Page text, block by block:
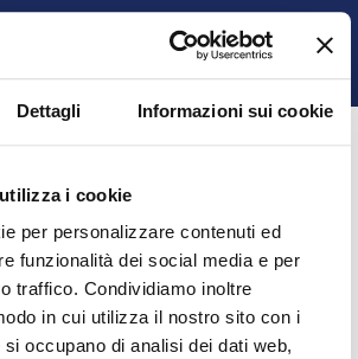
Dettagli Informazioni sui cookie
i cookie
per personalizzare contenuti ed
funzionalità dei social media e per
traffico. Condividiamo inoltre
in cui utilizza il nostro sito con i
occupano di analisi dei dati web,
Attiva/disattiva input di ricerca
Ospite Login
obbligatoria
visualizzare i profili degli utenti.
necessario autenticarsi.